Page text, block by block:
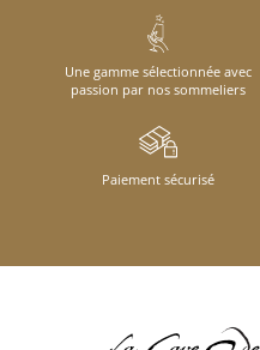
Une gamme sélectionnée avec
passion par nos sommeliers
Paiement sécurisé